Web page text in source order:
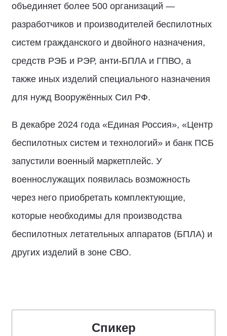
объединяет более 500 организаций —
разработчиков и производителей беспилотных
систем гражданского и двойного назначения,
средств РЭБ и РЭР, анти-БПЛА и ГПВО, а
также иных изделий специального назначения
для нужд Вооружённых Сил РФ.
В декабре 2024 года «Единая Россия», «Центр
беспилотных систем и технологий» и банк ПСБ
запустили военный маркетплейс. У
военнослужащих появилась возможность
через него приобретать комплектующие,
которые необходимы для производства
беспилотных летательных аппаратов (БПЛА) и
других изделий в зоне СВО.
Спикер